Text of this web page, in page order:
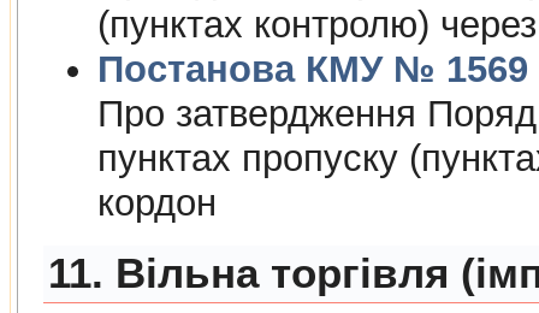
(пунктах контролю)
Постанова КМУ № 1569
Про затвердження
пунктах пропуску
кордон
11. Вільна торгівля